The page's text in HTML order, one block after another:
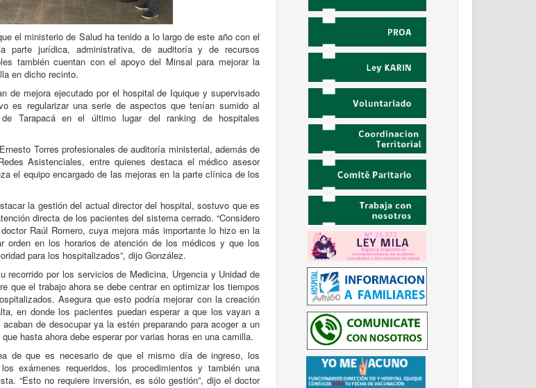
el ministerio de Salud ha tenido a lo largo de este año con el
parte jurídica, administrativa, de auditoría y de recursos
también cuentan con el apoyo del Minsal para mejorar la
en dicho recinto.
de mejora ejecutado por el hospital de Iquique y supervisado
es regularizar una serie de aspectos que tenían sumido al
Tarapacá en el último lugar del ranking de hospitales
Torres profesionales de auditoría ministerial, además de
Asistenciales, entre quienes destaca el médico asesor
el equipo encargado de las mejoras en la parte clínica de los
la gestión del actual director del hospital, sostuvo que es
directa de los pacientes del sistema cerrado. “Considero
Raúl Romero, cuya mejora más importante lo hizo en la
orden en los horarios de atención de los médicos y que los
para los hospitalizados”, dijo González.
recorrido por los servicios de Medicina, Urgencia y Unidad de
que el trabajo ahora se debe centrar en optimizar los tiempos
Asegura que esto podría mejorar con la creación
en donde los pacientes puedan esperar a que los vayan a
de desocupar ya la estén preparando para acoger a un
hasta ahora debe esperar por varias horas en una camilla.
de que es necesario de que el mismo día de ingreso, los
exámenes requeridos, los procedimientos y también una
“Esto no requiere inversión, es sólo gestión”, dijo el doctor